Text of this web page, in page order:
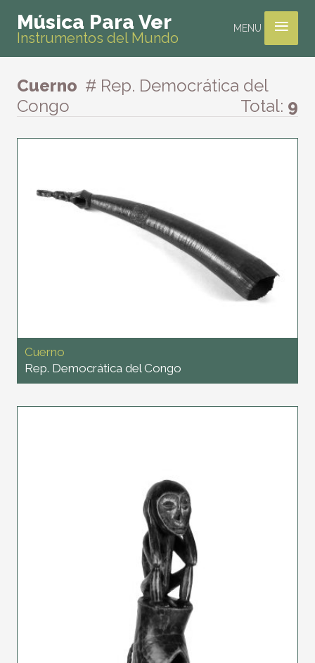
≡
MENU
Música Para Ver
Instrumentos del Mundo
Cuerno # Rep. Democrática del
Congo
Total: 9
Cuerno
Rep. Democrática del Congo